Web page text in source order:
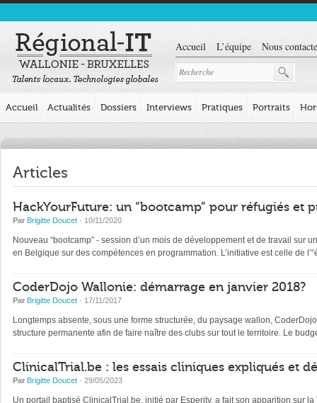
Accueil L’équipe Nous
Accueil Actualités Dossiers Interviews Pratiques Portraits
Articles
HackYourFuture: un “bootcamp” pour réfugiés et
Par Brigitte Doucet · 10/11/2020
Nouveau “bootcamp” - session d’un mois de développement et de travail
en Belgique sur des compétences en programmation. L’initiative est celle de
CoderDojo Wallonie: démarrage en janvier 2018?
Par Brigitte Doucet · 17/11/2017
Longtemps absente, sous une forme structurée, du paysage wallon,
structure permanente afin de faire naître des clubs sur tout le territoire. Le
ClinicalTrial.be : les essais cliniques expliqués et
Par Brigitte Doucet · 29/05/2023
Un portail baptisé ClinicalTrial.be, initié par Esperity, a fait son apparition sur